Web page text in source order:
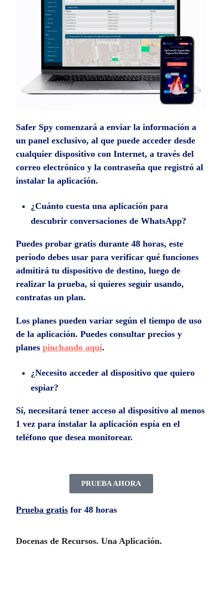
Safer Spy comenzará a enviar la información a
un panel exclusivo, al que puede acceder desde
cualquier dispositivo con Internet, a través del
correo electrónico y la contraseña que registró al
instalar la aplicación.
¿Cuánto cuesta una aplicación para
descubrir conversaciones de WhatsApp?
Puedes probar gratis durante 48 horas, este
período debes usar para verificar qué funciones
admitirá tu dispositivo de destino, luego de
realizar la prueba, si quieres seguir usando,
contratas un plan.
Los planes pueden variar según el tiempo de uso
de la aplicación. Puedes consultar precios y
planespinchando aquí.
¿Necesito acceder al dispositivo que quiero
espiar?
Sí, necesitará tener acceso al dispositivo al menos
1 vez para instalar la aplicación espía en el
teléfono que desea monitorear.
PRUEBA AHORA
Prueba gratis for 48 horas
Docenas de Recursos. Una Aplicación.